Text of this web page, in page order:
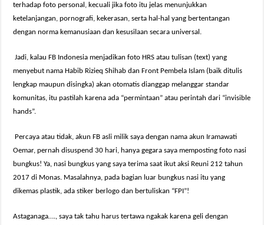
terhadap foto personal, kecuali jika foto itu jelas menunjukkan
ketelanjangan, pornografi, kekerasan, serta hal-hal yang bertentangan
dengan norma kemanusiaan dan kesusilaan secara universal.
Jadi, kalau FB Indonesia menjadikan foto HRS atau tulisan (text) yang
menyebut nama Habib Rizieq Shihab dan Front Pembela Islam (baik ditulis
lengkap maupun disingka) akan otomatis dianggap melanggar standar
komunitas, itu pastilah karena ada “permintaan” atau perintah dari “invisible
hands”.
Percaya atau tidak, akun FB asli milik saya dengan nama akun Iramawati
Oemar, pernah disuspend 30 hari, hanya gegara saya memposting foto nasi
bungkus! Ya, nasi bungkus yang saya terima saat ikut aksi Reuni 212 tahun
2017 di Monas. Masalahnya, pada bagian luar bungkus nasi itu yang
dikemas plastik, ada stiker berlogo dan bertuliskan “FPI”!
Astaganaga…., saya tak tahu harus tertawa ngakak karena geli dengan